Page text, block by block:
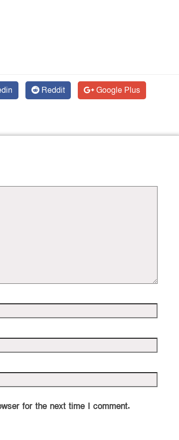
Reddit
Google Plus
for the next time I comment.